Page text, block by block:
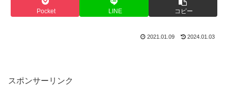
Pocket LINE コピー
2021.01.09 2024.01.03
スポンサーリンク